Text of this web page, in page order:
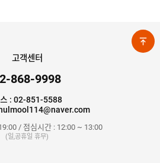
고객센터
868-9998
: 02-851-5588
/ 점심시간 : 12:00 ~ 13:00
(일,공휴일 휴무)